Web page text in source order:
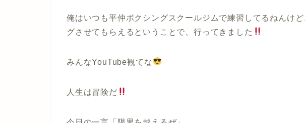
俺はいつも平仲ボクシングスクールジムで練習してるねんけ
グさせてもらえるということで、行ってきました
みんなYouTube観てな
人生は冒険だ